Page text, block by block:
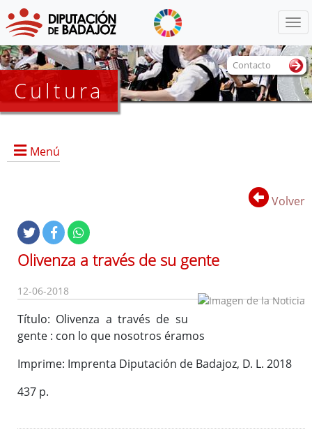
Cultura
Menú
Portada
Información General
Objetivos
Colecciones
Publicaciones del CEEX
Enlaces de interés
Donaciones
Volver
Olivenza a través de su gente
12-06-2018
Título: Olivenza a través de su
gente : con lo que nosotros éramos
Imprime: Imprenta Diputación de Badajoz, D. L. 2018
437 p.
Contacto